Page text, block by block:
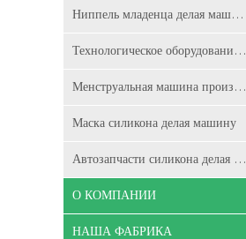
Ниппель младенца делая машину
Технологическое оборудование катетера
Менструальная машина производства чашки
Маска силикона делая машину
Автозапчасти силикона делая машину
О КОМПАНИИ
НАША ФАБРИКА